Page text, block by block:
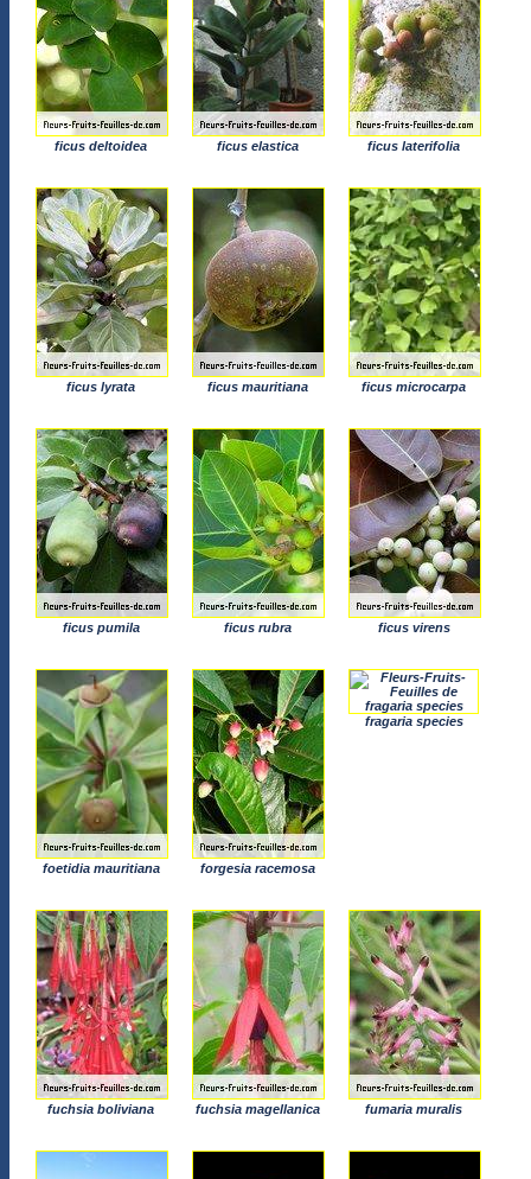
ficus deltoidea ficus elastica ficus laterifolia
ficus lyrata ficus mauritiana ficus microcarpa
ficus pumila ficus rubra ficus virens
foetidia mauritiana forgesia racemosa
fragaria species
fuchsia boliviana fuchsia magellanica fumaria muralis